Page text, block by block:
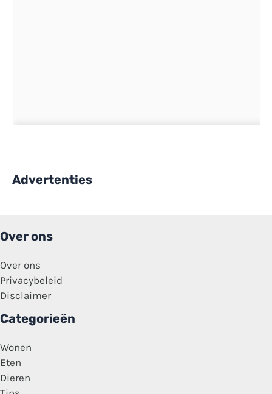
Advertenties
Over ons
Over ons
Privacybeleid
Disclaimer
Categorieën
Wonen
Eten
Dieren